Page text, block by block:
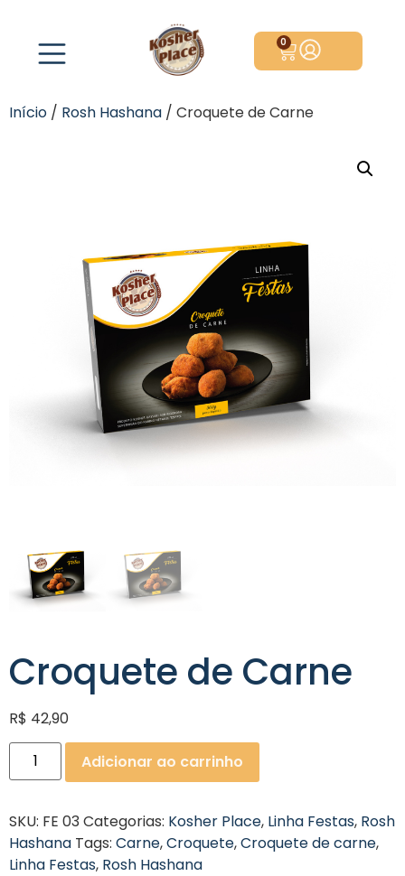
0
Início / Rosh Hashana / Croquete de Carne
Croquete de Carne
R$ 42,90
Adicionar ao carrinho
SKU: FE 03Categorias: Kosher Place, Linha Festas, Rosh
Hashana Tags: Carne,Croquete,Croquete de carne,
Linha Festas, Rosh Hashana